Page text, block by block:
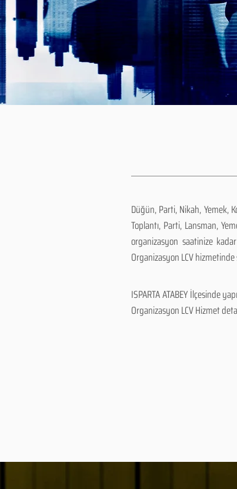
Düğün, Parti, Nikah, Yemek,
Toplantı, Parti, Lansman,
organizasyon saatinize
Organizasyon LCV
ISPARTA ATABEY İlçesinde
Organizasyon LCV Hizmet